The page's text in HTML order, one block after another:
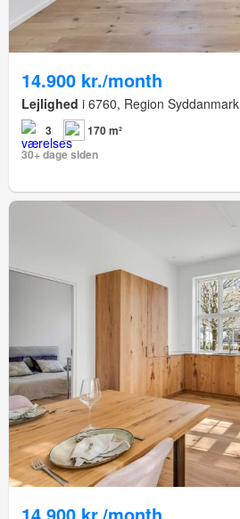
14.900 kr./month
Lejlighed i 6760, Region Syddanmark
3
170 m²
30+ dage siden